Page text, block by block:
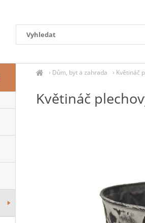
› Dům, byt a zahrada › Květináč
Květináč